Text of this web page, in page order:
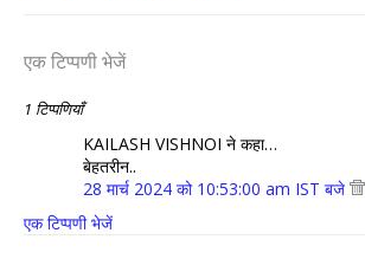
एक टिप्पणी भेजें
1 टिप्पणियाँ
KAILASH VISHNOI ने कहा…
बेहतरीन..
28 मार्च 2024 को 10:53:00 am IST बजे
एक टिप्पणी भेजें